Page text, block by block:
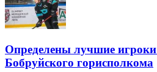
Определены лучшие игроки
Бобруйского горисполкома